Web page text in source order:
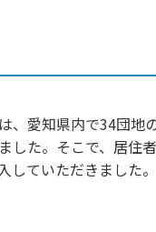
、愛知県内で34団地
した。そこで、居住
していただきました。